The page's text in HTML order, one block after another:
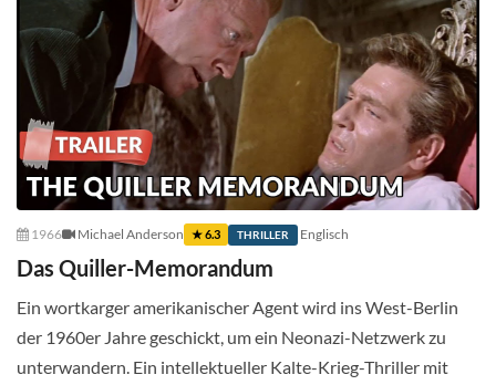
1966 Michael Anderson ★ 6.3 THRILLER Englisch
Das Quiller-Memorandum
Ein wortkarger amerikanischer Agent wird ins West-Berlin
der 1960er Jahre geschickt, um ein Neonazi-Netzwerk zu
unterwandern. Ein intellektueller Kalte-Krieg-Thriller mit